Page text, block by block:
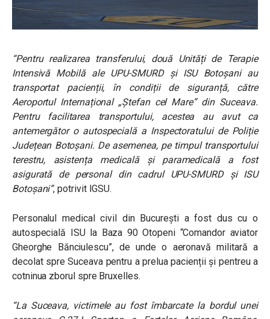
“Pentru realizarea transferului, două Unități de Terapie
Intensivă Mobilă ale UPU-SMURD și ISU Botoșani au
transportat pacienții, în condiții de siguranță, către
Aeroportul Internațional „Ștefan cel Mare” din Suceava.
Pentru facilitarea transportului, acestea au avut ca
antemergător o autospecială a Inspectoratului de Poliție
Județean Botoșani. De asemenea, pe timpul transportului
terestru, asistența medicală și paramedicală a fost
asigurată de personal din cadrul UPU-SMURD și ISU
Botoșani”, potrivit IGSU.
Personalul medical civil din București a fost dus cu o
autospecială ISU la Baza 90 Otopeni “Comandor aviator
Gheorghe Bănciulescu”, de unde o aeronavă militară a
decolat spre Suceava pentru a prelua pacienții și pentreu a
cotninua zborul spre Bruxelles.
“La Suceava, victimele au fost îmbarcate la bordul unei